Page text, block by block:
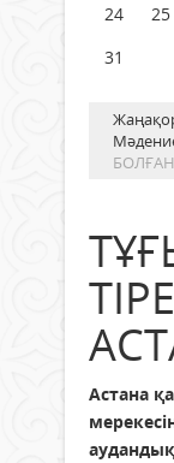
24
25
31
Астана